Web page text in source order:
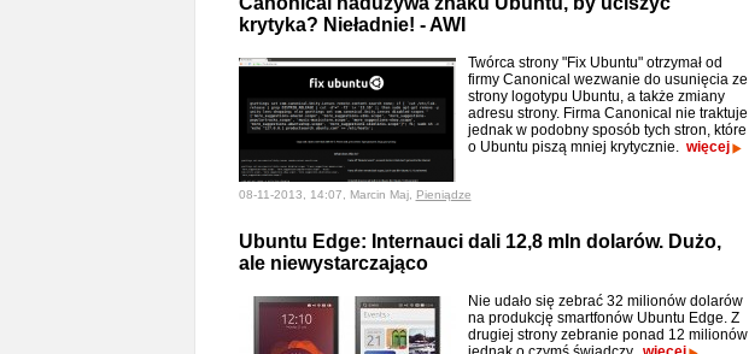
krytyka? Nieładnie! - AWI
Twórca strony "Fix Ubuntu" otrzymał od
firmy Canonical wezwanie do usunięcia ze
strony logotypu Ubuntu, a także zmiany
adresu strony. Firma Canonical nie traktuje
jednak w podobny sposób tych stron, które
o Ubuntu piszą mniej krytycznie. więcej
08-11-2013, 14:07, Marcin Maj, Pieniądze
Ubuntu Edge: Internauci dali 12,8 mln dolarów. Dużo,
ale niewystarczająco
Nie udało się zebrać 32 milionów dolarów
na produkcję smartfonów Ubuntu Edge. Z
drugiej strony zebranie ponad 12 milionów